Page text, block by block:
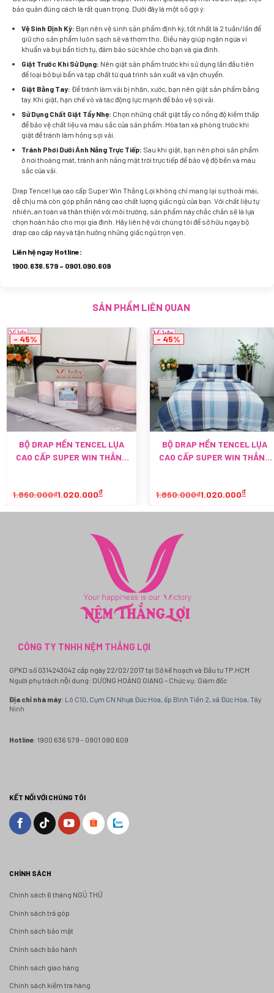
bảo quản đúng cách là rất quan trọng. Dưới đây là một số gợi ý:
Vệ Sinh Định Kỳ: Bạn nên vệ sinh sản phẩm định kỳ, tốt nhất là 2 tuần/lần để
giữ cho sản phẩm luôn sạch sẽ và thơm tho. Điều này giúp ngăn ngừa vi
khuẩn và bụi bẩn tích tụ, đảm bảo sức khỏe cho bạn và gia đình.
Giặt Trước Khi Sử Dụng: Nên giặt sản phẩm trước khi sử dụng lần đầu tiên
để loại bỏ bụi bẩn và tạp chất từ quá trình sản xuất và vận chuyển.
Giặt Bằng Tay: Để tránh làm vải bị nhăn, xước, bạn nên giặt sản phẩm bằng
tay. Khi giặt, hạn chế vò và tác động lực mạnh để bảo vệ sợi vải.
Sử Dụng Chất Giặt Tẩy Nhẹ: Chọn những chất giặt tẩy có nồng độ kiềm thấp
để bảo vệ chất liệu và màu sắc của sản phẩm. Hòa tan xà phòng trước khi
giặt để tránh làm hỏng sợi vải.
Tránh Phơi Dưới Ánh Nắng Trực Tiếp: Sau khi giặt, bạn nên phơi sản phẩm
ở nơi thoáng mát, tránh ánh nắng mặt trời trực tiếp để bảo vệ độ bền và màu
sắc của vải.
Drap Tencel lụa cao cấp Super Win Thắng Lợi không chỉ mang lại sự thoải mái,
dễ chịu mà còn góp phần nâng cao chất lượng giấc ngủ của bạn. Với chất liệu tự
nhiên, an toàn và thân thiện với môi trường, sản phẩm này chắc chắn sẽ là lựa
chọn hoàn hảo cho mọi gia đình. Hãy liên hệ với chúng tôi để sở hữu ngay bộ
drap cao cấp này và tận hưởng những giấc ngủ trọn vẹn.
Liên hệ ngay Hotline:
1900.636.579 – 0901.090.609
SẢN PHẨM LIÊN QUAN
BỘ DRAP MỀN TENCEL LỤA
CAO CẤP SUPER WIN THẮNG
1.860.000₫
- 45%
1.020.000₫
BỘ DRAP MỀN TENCEL LỤA
CAO CẤP SUPER WIN THẮNG
1.860.000₫
- 45%
1.020.000₫
CÔNG TY TNHH NỆM THẮNG LỢI
GPKD số 0314243042 cấp ngày 22/02/2017 tại Sở kế hoạch và Đầu tư TP.HCM
Người phụ trách nội dung: DƯƠNG HOÀNG GIANG – Chức vụ: Giám đốc
Địa chỉ nhà máy: Lô C10, Cụm CN Nhựa Đức Hòa, ấp Bình Tiền 2, xã Đức Hòa, Tây
Ninh
Hotline: 1900 636 579 - 0901 090 609
KẾT NỐI VỚI CHÚNG TÔI
CHÍNH SÁCH
Chính sách 6 tháng NGỦ THỬ
Chính sách trả góp
Chính sách bảo mật
Chính sách bảo hành
Chính sách giao hàng
Chính sách kiểm tra hàng